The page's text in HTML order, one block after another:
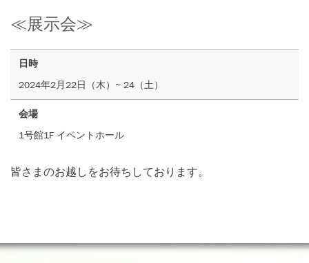
≪展示会≫
日時
2024年2月22日（木）~ 24（土）
会場
1号館1F イベントホール
皆さまのお越しをお待ちしております。